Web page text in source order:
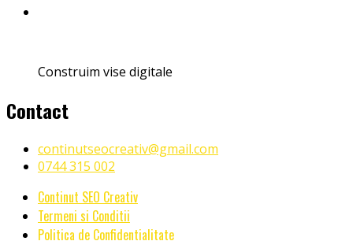
Construim vise digitale
Contact
continutseocreativ@gmail.com
0744 315 002
Continut SEO Creativ
Termeni si Conditii
Politica de Confidentialitate